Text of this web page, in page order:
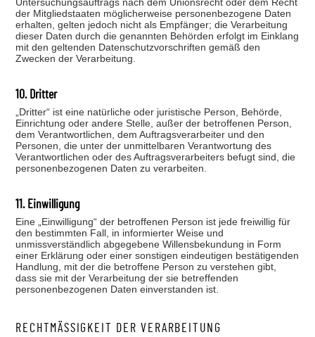
der Mitgliedstaaten möglicherweise personenbezogene Daten
erhalten, gelten jedoch nicht als Empfänger; die Verarbeitung
dieser Daten durch die genannten Behörden erfolgt im Einklang
mit den geltenden Datenschutzvorschriften gemäß den
Zwecken der Verarbeitung.
10. Dritter
„Dritter“ ist eine natürliche oder juristische Person, Behörde,
Einrichtung oder andere Stelle, außer der betroffenen Person,
dem Verantwortlichen, dem Auftragsverarbeiter und den
Personen, die unter der unmittelbaren Verantwortung des
Verantwortlichen oder des Auftragsverarbeiters befugt sind, die
personenbezogenen Daten zu verarbeiten.
11. Einwilligung
Eine „Einwilligung“ der betroffenen Person ist jede freiwillig für
den bestimmten Fall, in informierter Weise und
unmissverständlich abgegebene Willensbekundung in Form
einer Erklärung oder einer sonstigen eindeutigen bestätigenden
Handlung, mit der die betroffene Person zu verstehen gibt,
dass sie mit der Verarbeitung der sie betreffenden
personenbezogenen Daten einverstanden ist.
RECHTMÄSSIGKEIT DER VERARBEITUNG